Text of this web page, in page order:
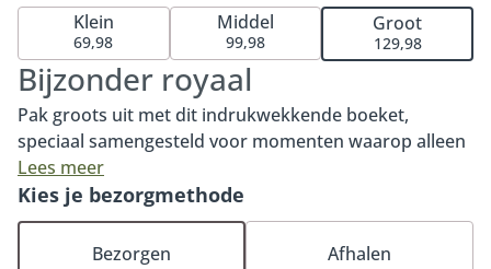
Bijzonder royaal
Pak groots uit met dit indrukwekkende boeket,
speciaal samengesteld voor momenten waarop alleen
het allermooiste goed genoeg is. Met een weelderige
mix van hoogwaardige, dagverse bloemen straalt dit
boeket luxe, kracht en elegantie uit. Perfect om
iemand te bedanken, te feliciteren of te laten zien
Lees meer
Klein
69,98
Middel
99,98
Groot
129,98
Kies je bezorgmethode
Bezorgen Afhalen